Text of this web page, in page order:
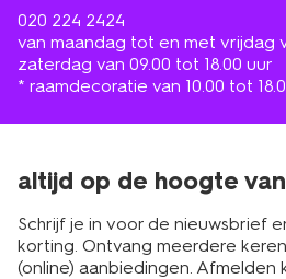
020 224 2424
van maandag tot en met vrijdag
zaterdag van 09.00 tot 18.00 uur
* raamdecoratie van 10.00 tot
altijd op de hoogte
Schrijf je in voor de nieuwsbrief
korting. Ontvang meerdere
(online) aanbiedingen. Afmelden